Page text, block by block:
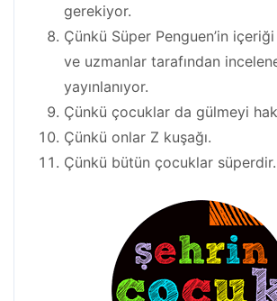
gerekiyor.
Çünkü Süper Penguen’in
ve uzmanlar tarafından
yayınlanıyor.
Çünkü çocuklar da gülmeyi
Çünkü onlar Z kuşağı.
Çünkü bütün çocuklar süperdir.